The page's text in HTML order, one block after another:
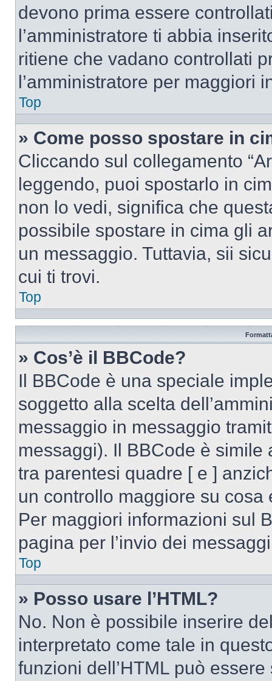
devono prima essere
l’amministratore ti abbia
ritiene che vadano controllati
l’amministratore per maggiori
Top
» Come posso spostare in
Cliccando sul collegamento
leggendo, puoi spostarlo in
non lo vedi, significa che
possibile spostare in cima gli
un messaggio. Tuttavia, sii
cui ti trovi.
Top
» Cos’è il BBCode?
Il BBCode è una speciale
soggetto alla scelta
messaggio in messaggio
messaggi). Il BBCode è simile
tra parentesi quadre [ e ]
un controllo maggiore su
Per maggiori informazioni sul
pagina per l’invio dei
Top
» Posso usare l’HTML?
No. Non è possibile inserire
interpretato come tale in
funzioni dell’HTML può